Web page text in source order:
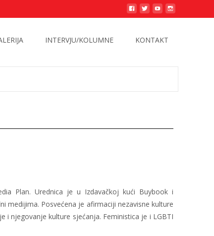
INTERVJU/KOLUMNE KONTAKT
Plan. Urednica je u Izdavačkoj kući Buybook i
medijima. Posvećena je afirmaciji nezavisne kulture
i njegovanje kulture sjećanja. Feministica je i LGBTI